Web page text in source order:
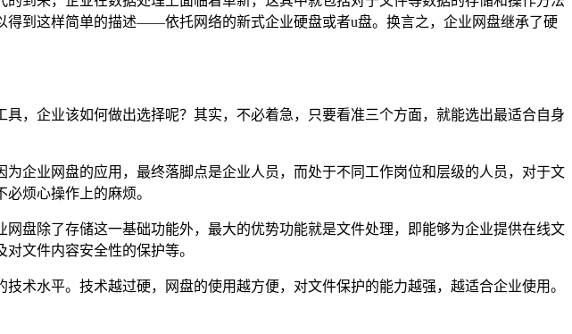
到这样简单的描述——依托网络的新式企业硬盘或者u盘。换言之，企业网盘继承了硬
，企业该如何做出选择呢？其实，不必着急，只要看准三个方面，就能选出最适合自身
企业网盘的应用，最终落脚点是企业人员，而处于不同工作岗位和层级的人员，对于文
烦心操作上的麻烦。
盘除了存储这一基础功能外，最大的优势功能就是文件处理，即能够为企业提供在线文
文件内容安全性的保护等。
术水平。技术越过硬，网盘的使用越方便，对文件保护的能力越强，越适合企业使用。